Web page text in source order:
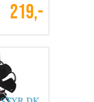
219,-